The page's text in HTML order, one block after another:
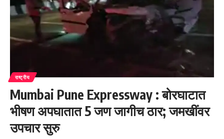
राष्ट्रीय
Mumbai Pune Expressway : बोरघाटात
भीषण अपघातात 5 जण जागीच ठार; जमखींवर
उपचार सुरु